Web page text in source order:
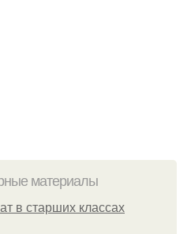
материалы
в старших классах